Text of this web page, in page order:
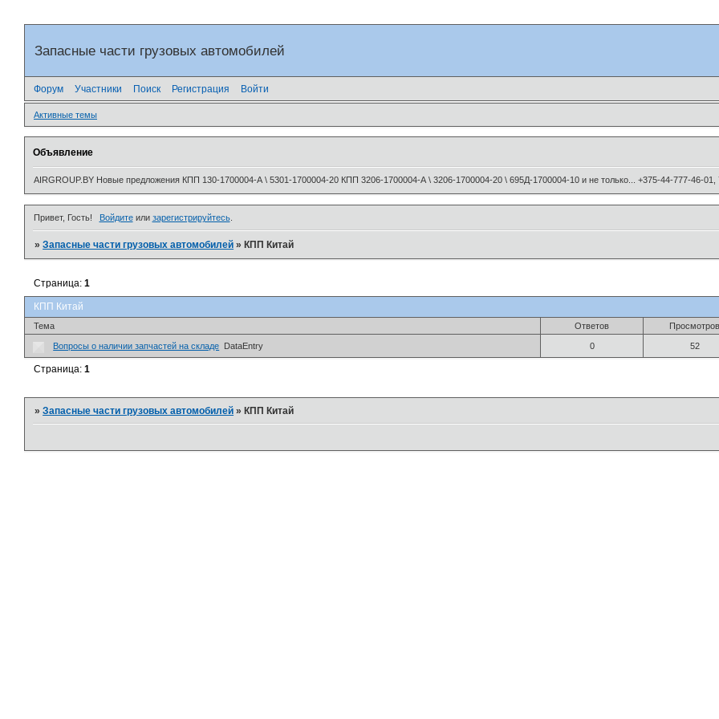
Запасные части грузовых автомобилей
Форум Участники Поиск Регистрация Войти
Активные темы
Объявление
AIRGROUP.BY Новые предложения КПП 130-1700004-А \ 5301-1700004-20 КПП 3206-1700004-А \ 3206-1700004-20 \ 695Д-1700004-10 и не только... +375-44-777-46-01,
Привет, Гость! Войдитеили зарегистрируйтесь.
»Запасные части грузовых автомобилей » КПП Китай
КПП Китай
Страница:1
Тема Ответов Просмотров
Вопросы о наличии запчастей на складе DataEntry 0 52
Страница:1
»Запасные части грузовых автомобилей » КПП Китай